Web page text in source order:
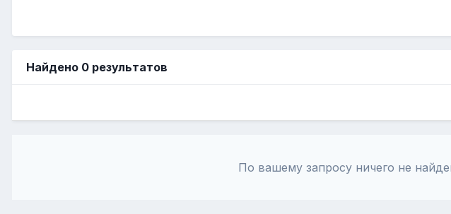
Найдено 0 результатов
По вашему запросу ничего не